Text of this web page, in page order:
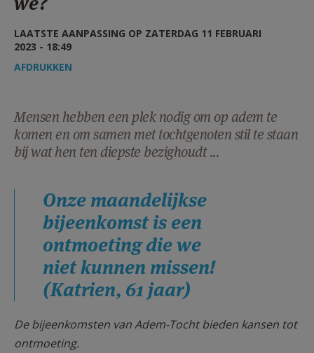
AANMELDEN OF REGISTREREN
LAATSTE AANPASSING OP ZATERDAG 11 FEBRUARI
2023 - 18:49
AFDRUKKEN
Mensen hebben een plek nodig om op adem te
komen en om samen met tochtgenoten stil te staan
bij wat hen ten diepste bezighoudt ...
Onze maandelijkse
bijeenkomst is een
ontmoeting die we
niet kunnen missen!
(Katrien, 61 jaar)
De bijeenkomsten van Adem-Tocht bieden kansen tot
ontmoeting.